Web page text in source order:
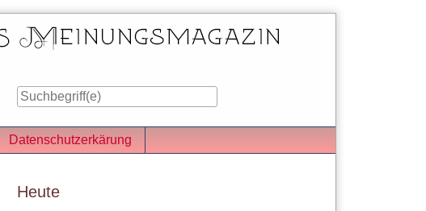
Datenschutzerkärung
Seitenleiste
Heute